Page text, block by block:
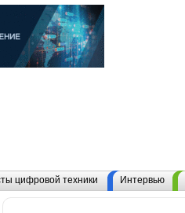
цифровой техники Интервью